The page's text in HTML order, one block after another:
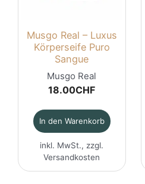
Musgo Real – Luxus
Körperseife Puro
Sangue
Musgo Real
18.00CHF
In den Warenkorb
inkl. MwSt., zzgl.
Versandkosten